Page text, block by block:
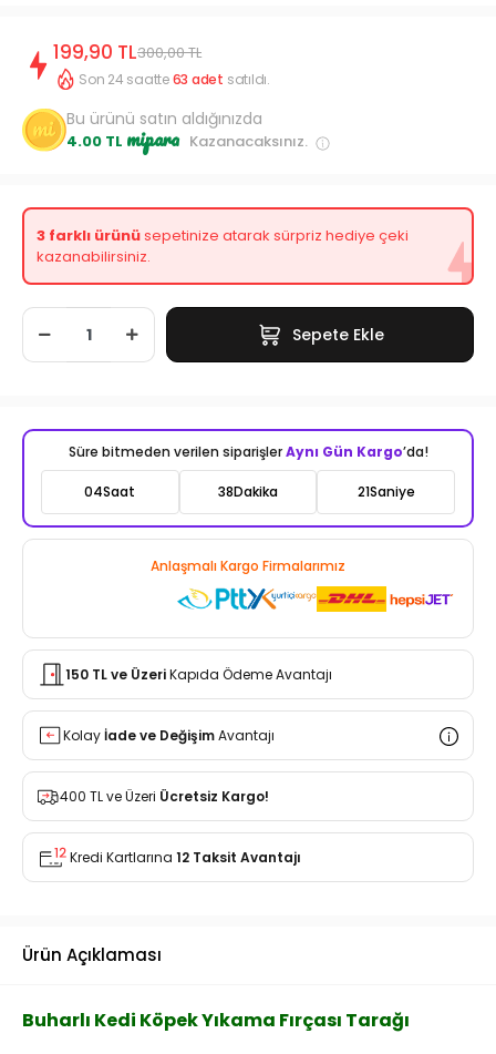
199,90 TL300,00 TL
Son 24 saatte63 adet satıldı.
Bu ürünü satın aldığınızda
4.00 TL mipara Kazanacaksınız.
3 farklı ürünüsepetinize atarak sürpriz hediye çeki
kazanabilirsiniz.
Sepete Ekle
Süre bitmeden verilen siparişlerAynı Gün Kargo’da!
04Saat 38Dakika 19Saniye
Anlaşmalı Kargo Firmalarımız
150 TL ve ÜzeriKapıda Ödeme Avantajı
Kolayİade ve DeğişimAvantajı
400 TL ve Üzeri Ücretsiz Kargo!
Kredi Kartlarına 12 Taksit Avantajı
Ürün Açıklaması
Buharlı Kedi Köpek Yıkama Fırçası Tarağı